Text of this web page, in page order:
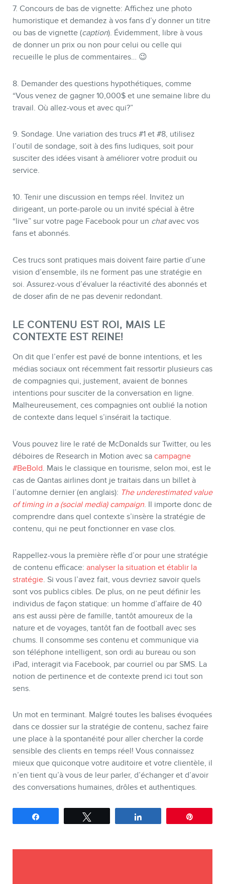
7. Concours de bas de vignette: Affichez une photo
humoristique et demandez à vos fans d’y donner un titre
ou bas de vignette (caption). Évidemment, libre à vous
de donner un prix ou non pour celui ou celle qui
recueille le plus de commentaires… 😉
8. Demander des questions hypothétiques, comme
“Vous venez de gagner 10,000$ et une semaine libre du
travail. Où allez-vous et avec qui?”
9. Sondage. Une variation des trucs #1 et #8, utilisez
l’outil de sondage, soit à des fins ludiques, soit pour
susciter des idées visant à améliorer votre produit ou
service.
10. Tenir une discussion en temps réel. Invitez un
dirigeant, un porte-parole ou un invité spécial à être
“live” sur votre page Facebook pour un chatavec vos
fans et abonnés.
Ces trucs sont pratiques mais doivent faire partie d’une
vision d’ensemble, ils ne forment pas une stratégie en
soi. Assurez-vous d’évaluer la réactivité des abonnés et
de doser afin de ne pas devenir redondant.
LE CONTENU EST ROI, MAIS LE
CONTEXTE EST REINE!
On dit que l’enfer est pavé de bonne intentions, et les
médias sociaux ont récemment fait ressortir plusieurs cas
de compagnies qui, justement, avaient de bonnes
intentions pour susciter de la conversation en ligne.
Malheureusement, ces compagnies ont oublié la notion
de contexte dans lequel s’insérait la tactique.
Vous pouvez lire le raté de McDonalds sur Twitter, ou les
déboires de Research in Motion avec sa campagne
#BeBold. Mais le classique en tourisme, selon moi, est le
cas de Qantas airlines dont je traitais dans un billet à
l’automne dernier (en anglais): The underestimated value
of timing in a (social media) campaign. Il importe donc de
comprendre dans quel contexte s’insère la stratégie de
contenu, qui ne peut fonctionner en vase clos.
Rappellez-vous la première rèfle d’or pour une stratégie
de contenu efficace: analyser la situation et établir la
stratégie. Si vous l’avez fait, vous devriez savoir quels
sont vos publics cibles. De plus, on ne peut définir les
individus de façon statique: un homme d’affaire de 40
ans est aussi père de famille, tantôt amoureux de la
nature et de voyages, tantôt fan de football avec ses
chums. Il consomme ses contenu et communique via
son téléphone intelligent, son ordi au bureau ou son
iPad, interagit via Facebook, par courriel ou par SMS. La
notion de pertinence et de contexte prend ici tout son
sens.
Un mot en terminant. Malgré toutes les balises évoquées
dans ce dossier sur la stratégie de contenu, sachez faire
une place à la spontanéité pour aller chercher la corde
sensible des clients en temps réel! Vous connaissez
mieux que quiconque votre auditoire et votre clientèle, il
n’en tient qu’à vous de leur parler, d’échanger et d’avoir
des conversations humaines, drôles et authentiques.